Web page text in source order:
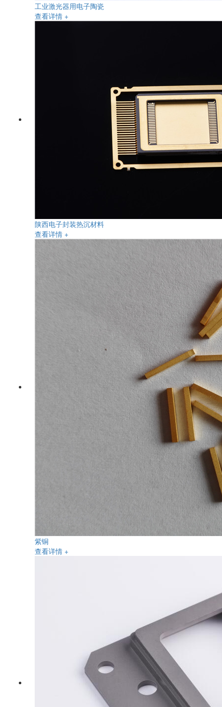
工业激光器用电子陶瓷
查看详情 +
陕西电子封装热沉材料
查看详情 +
紫铜
查看详情 +